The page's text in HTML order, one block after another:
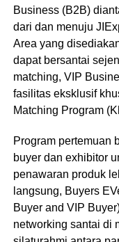
Business (B2B)
dari dan menuju
Area yang
dapat bersantai
matching, VIP
fasilitas eksklusif
Matching Program
Program pertemuan
buyer dan exhibitor
penawaran produk
langsung, Buyers
Buyer and VIP
networking santai di